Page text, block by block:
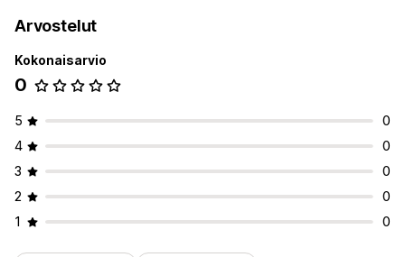
Maksupohjainen
Arvostelut
Kokonaisarvio
0
5
0
4
0
3
0
2
0
1
0